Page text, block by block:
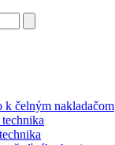
k čelným nakladačom